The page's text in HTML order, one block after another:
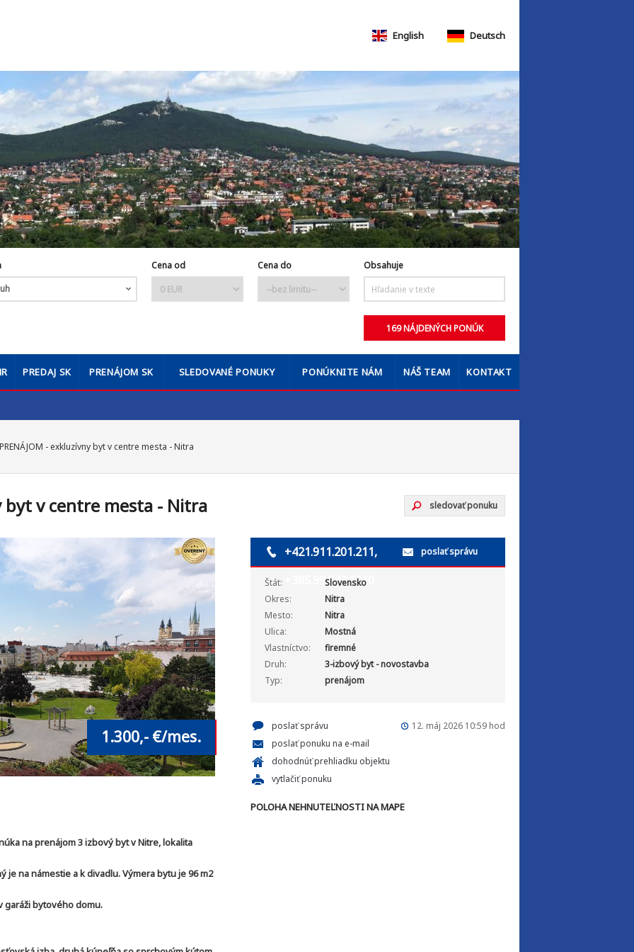
PRENÁJOM - exkluzívny byt v centre mesta - Nitra
byt v centre mesta - Nitra
1.300,- €/mes.
na prenájom 3 izbový byt v Nitre, lokalita
je na námestie a k divadlu. Výmera bytu je 96 m2
garáži bytového domu.
sledovať ponuku
+421.911.201.211,
+385.99.843.1210
poslať správu
Štát:
Slovensko
Okres:
Nitra
Mesto:
Nitra
Ulica:
Mostná
Vlastníctvo:
firemné
Druh:
3-izbový byt - novostavba
Typ:
prenájom
12. máj 2026 10:59 hod
poslať správu
poslať ponuku na e-mail
dohodnúť prehliadku objektu
vytlačiť ponuku
POLOHA NEHNUTEĽNOSTI NA MAPE
English Deutsch
PREDAJ SK PRENÁJOM SK SLEDOVANÉ PONUKY PONÚKNITE NÁM NÁŠ TEAM KONTAKT
Cena od Cena do Obsahuje